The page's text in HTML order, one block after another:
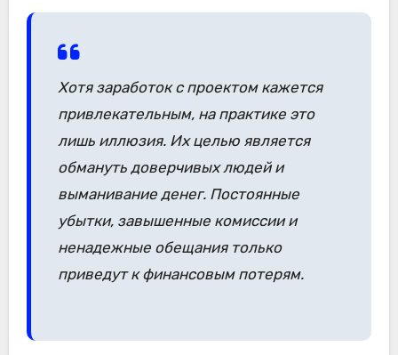
Хотя заработок с проектом кажется
привлекательным, на практике это
лишь иллюзия. Их целью является
обмануть доверчивых людей и
выманивание денег. Постоянные
убытки, завышенные комиссии и
ненадежные обещания только
приведут к финансовым потерям.